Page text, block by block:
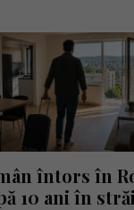
întors în
10 ani în